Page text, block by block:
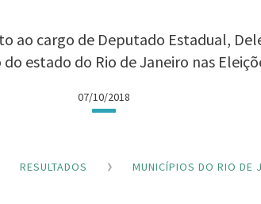
ao cargo de Deputado Estadual,
estado do Rio de Janeiro nas
07/10/2018
RESULTADOS MUNICÍPIOS DO RIO DE